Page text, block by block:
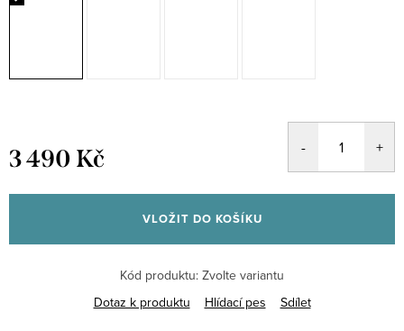
3 490 Kč
cena:
VLOŽIT DO KOŠÍKU
Kód produktu: Zvolte variantu
Dotaz k produktu
Hlídací pes Sdílet